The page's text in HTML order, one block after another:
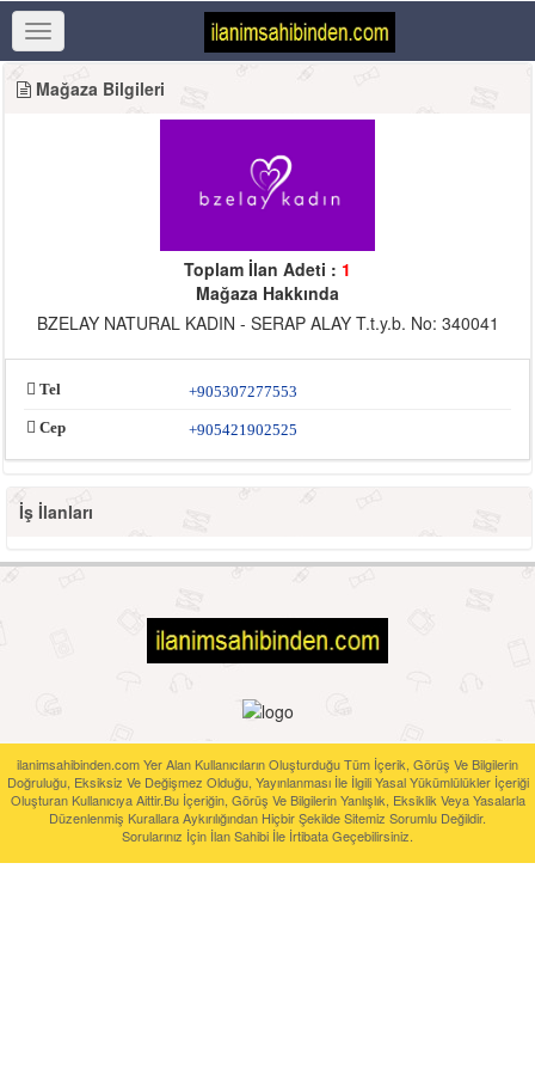
Mağaza Bilgileri
Toplam İlan Adeti : 1
Mağaza Hakkında
BZELAY NATURAL KADIN - SERAP ALAY T.t.y.b. No: 340041
Tel
+905307277553
Cep
+905421902525
İş İlanları
ilanimsahibinden.com Yer Alan Kullanıcıların Oluşturduğu Tüm İçerik, Görüş Ve Bilgilerin
Doğruluğu, Eksiksiz Ve Değişmez Olduğu, Yayınlanması İle İlgili Yasal Yükümlülükler İçeriği
Oluşturan Kullanıcıya Aittir.Bu İçeriğin, Görüş Ve Bilgilerin Yanlışlık, Eksiklik Veya Yasalarla
Düzenlenmiş Kurallara Aykırılığından Hiçbir Şekilde Sitemiz Sorumlu Değildir.
Sorularınız İçin İlan Sahibi İle İrtibata Geçebilirsiniz.